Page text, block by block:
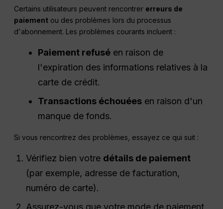
Certains utilisateurs peuvent rencontrer erreurs de
paiement ou des problèmes lors du processus
d'abonnement. Les problèmes courants incluent :
Paiement refusé en raison de
l'expiration des informations relatives à la
carte de crédit.
Transactions échouées en raison d'un
manque de fonds.
Si vous rencontrez des problèmes, essayez ce qui suit :
Vérifiez bien votre détails de paiement
(par exemple, adresse de facturation,
numéro de carte).
Assurez-vous que votre mode de paiement